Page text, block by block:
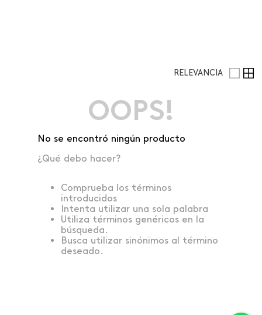
RELEVANCIA
OOPS!
No se encontró ningún producto
¿Qué debo hacer?
Comprueba los términos
introducidos
Intenta utilizar una sola palabra
Utiliza términos genéricos en la
búsqueda.
Busca utilizar sinónimos al término
deseado.